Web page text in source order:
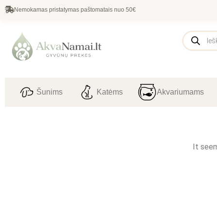
Nemokamas pristatymas paštomatais nuo 50€
Šunims Katėms Akvariumams
It